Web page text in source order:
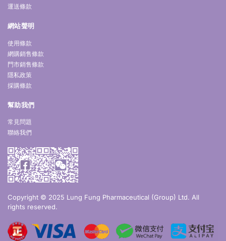
運送條款
網站聲明
使用條款
網購銷售條款
門市銷售條款
隱私政策
採購條款
幫助我們
常見問題
聯絡我們
Copyright © 2025 Lung Fung Pharmaceutical (Group) Ltd. All
rights reserved.